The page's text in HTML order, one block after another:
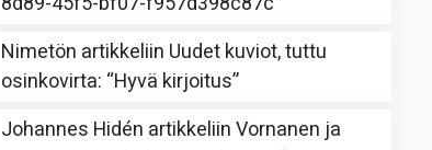
Nimetön artikkeliin Uudet kuviot, tuttu
osinkovirta: “Hyvä kirjoitus”
Johannes Hidén artikkeliinVornanen ja